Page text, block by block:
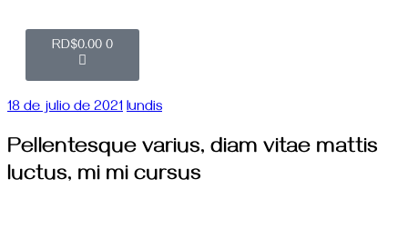
RD$0.00 0
18 de julio de 2021 lundis
Pellentesque varius, diam vitae mattis
luctus, mi mi cursus